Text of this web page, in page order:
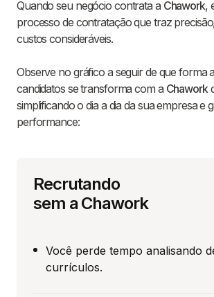
Quando seu negócio contrata a Chawork,
processo de contratação que traz
custos consideráveis.
Observe no gráfico a seguir de que forma
candidatos se transforma com a Chawork
simplificando o dia a dia da sua empresa e
performance:
Recrutando
sem a Chawork
Você perde tempo analisando
currículos.